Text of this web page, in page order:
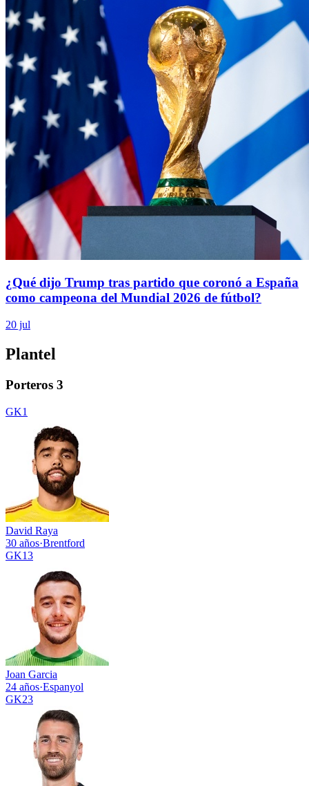
¿Qué dijo Trump tras partido que coronó a España
como campeona del Mundial 2026 de fútbol?
20 jul
Plantel
Porteros 3
GK1
David Raya
30 años·Brentford
GK13
Joan Garcia
24 años·Espanyol
GK23